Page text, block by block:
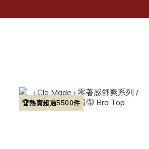
🏆熱賣超過5500件